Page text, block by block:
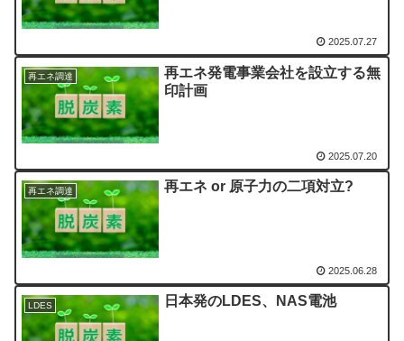
2025.07.27
再エネ調達
再エネ発電事業会社を設立する無
印計画
2025.07.20
再エネ調達 再エネ or 原子力の二項対立?
2025.06.28
LDES 日本発のLDES、NAS電池